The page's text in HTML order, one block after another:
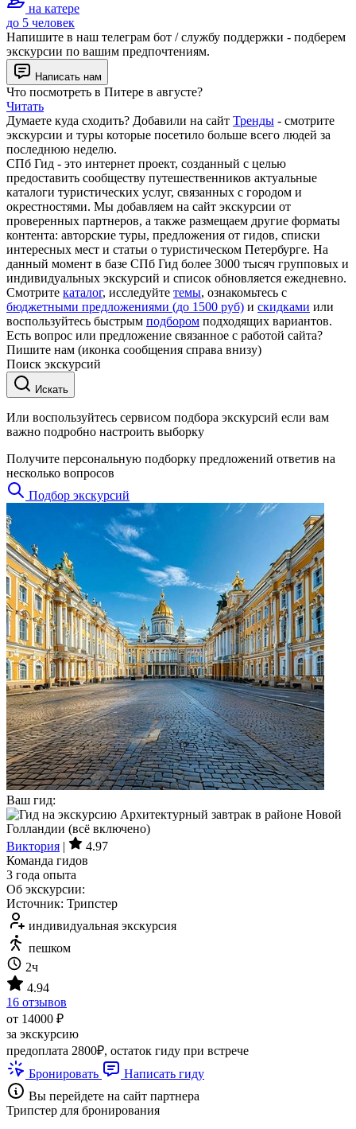
на катере
до 5 человек
Напишите в наш телеграм бот / службу поддержки - подберем
экскурсии по вашим предпочтениям.
Написать нам
Что посмотреть в Питере в августе?
Читать
Думаете куда сходить? Добавили на сайт Тренды - смотрите
экскурсии и туры которые посетило больше всего людей за
последнюю неделю.
СПб Гид - это интернет проект, созданный с целью
предоставить сообществу путешественников актуальные
каталоги туристических услуг, связанных с городом и
окрестностями. Мы добавляем на сайт экскурсии от
проверенных партнеров, а также размещаем другие форматы
контента: авторские туры, предложения от гидов, списки
интересных мест и статьи о туристическом Петербурге. На
данный момент в базе СПб Гид более 3000 тысяч групповых и
индивидуальных экскурсий и список обновляется ежедневно.
Смотрите каталог, исследуйте темы, ознакомьтесь с
бюджетными предложениями (до 1500 руб) и скидками или
воспользуйтесь быстрым подбором подходящих вариантов.
Есть вопрос или предложение связанное с работой сайта?
Пишите нам (иконка сообщения справа внизу)
Поиск экскурсий
Искать
Или воспользуйтесь сервисом подбора экскурсий если вам
важно подробно настроить выборку
Получите персональную подборку предложений ответив на
несколько вопросов
Подбор экскурсий
Ваш гид:
Виктория |
4.97
Команда гидов
3 года опыта
Об экскурсии:
Источник: Трипстер
индивидуальная экскурсия
пешком
2ч
4.94
16 отзывов
от 14000 ₽
за экскурсию
предоплата 2800₽, остаток гиду при встрече
Бронировать
Написать гиду
Вы перейдете на сайт партнера
Трипстер для бронирования